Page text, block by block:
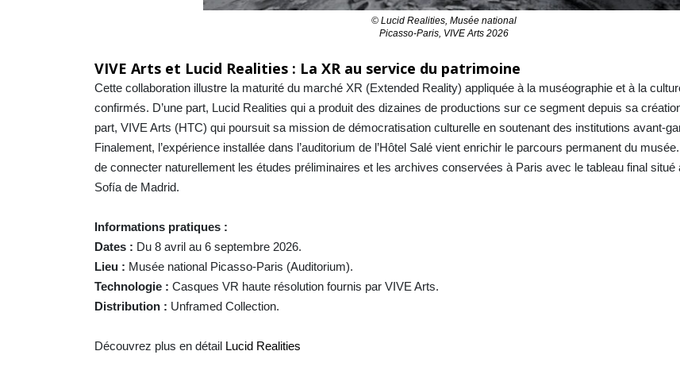
© Lucid Realities, Musée national
Picasso-Paris, VIVE Arts 2026
VIVE Arts et Lucid Realities : La XR au service du patrimoine
Cette collaboration illustre la maturité du marché XR (Extended Reality) appliquée à la muséographie et à la
confirmés. D’une part, Lucid Realities qui a produit des dizaines de productions sur ce segment depuis sa
part, VIVE Arts (HTC) qui poursuit sa mission de démocratisation culturelle en soutenant des institutions avant-
Finalement, l’expérience installée dans l’auditorium de l’Hôtel Salé vient enrichir le parcours permanent du
de connecter naturellement les études préliminaires et les archives conservées à Paris avec le tableau final situé
Sofía de Madrid.
Informations pratiques :
Dates : Du 8 avril au 6 septembre 2026.
Lieu : Musée national Picasso-Paris (Auditorium).
Technologie : Casques VR haute résolution fournis par VIVE Arts.
Distribution : Unframed Collection.
Découvrez plus en détail Lucid Realities